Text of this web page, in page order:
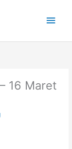
Main
16 Maret